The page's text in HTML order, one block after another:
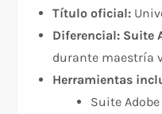
Título oficial:
Diferencial: Suite
durante maestría
Herramientas
Suite